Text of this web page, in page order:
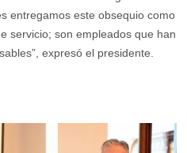
entregamos este obsequio como
servicio; son empleados que han
expresó el presidente.